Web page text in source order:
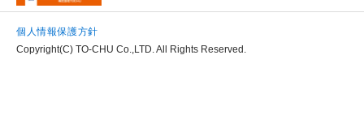
個人情報保護方針
Copyright(C) TO-CHU Co.,LTD. All Rights Reserved.